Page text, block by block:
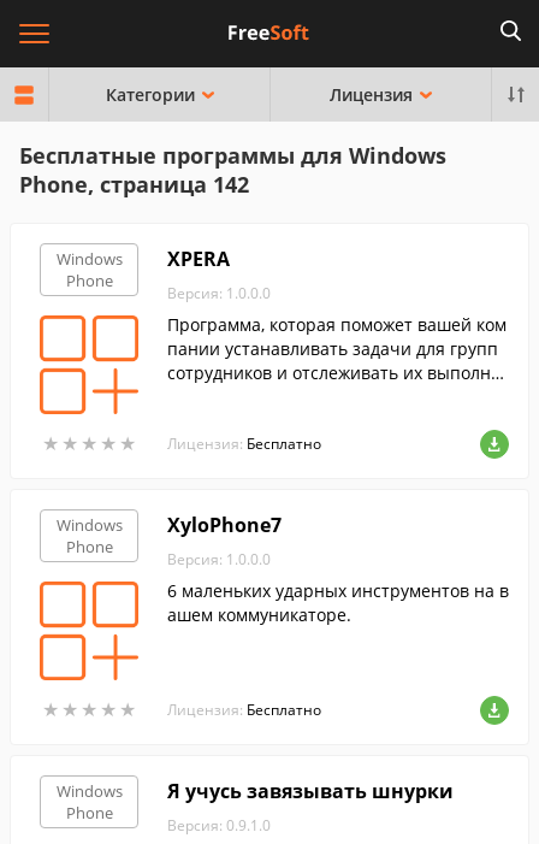
Категории Лицензия
Бесплатные программы для Windows
Phone, страница 142
Windows
Phone
★ ★ ★ ★ ★
★ ★ ★ ★ ★
XPERA
Версия: 1.0.0.0
Программа, которая поможет вашей ком
пании устанавливать задачи для групп
сотрудников и отслеживать их выполне
Лицензия: Бесплатно
Windows
Phone
★ ★ ★ ★ ★
★ ★ ★ ★ ★
XyloPhone7
Версия: 1.0.0.0
6 маленьких ударных инструментов на в
ашем коммуникаторе.
Лицензия: Бесплатно
Windows
Phone
Я учусь завязывать шнурки
Версия: 0.9.1.0